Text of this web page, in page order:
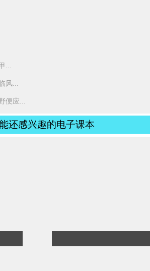
...
风...
便应...
还感兴趣的电子课本